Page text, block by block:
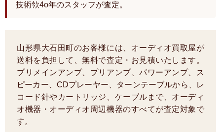
技術欦4o年のスタッフが査定。
山形県大石田町のお客様には、オーディオ買取屋が
送料を負担して、無料で査定・お見積いたします。
プリメインアンプ、プリアンプ、パワーアンプ、ス
ピーカー、CDプレーヤー、ターンテーブルから、レ
コード針やカートリッジ、ケーブルまで、オーディ
オ機器・オーディオ周辺機器のすべてが査定対象で
す。